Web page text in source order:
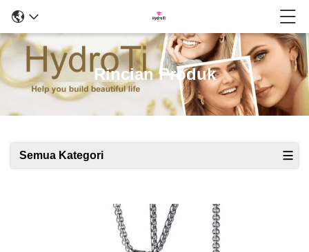
Rincian Produk
Semua Kategori